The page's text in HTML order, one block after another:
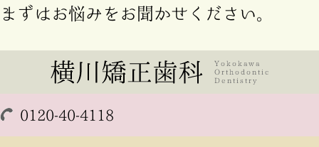
まずはお悩みをお聞かせください。
0120-40-4118